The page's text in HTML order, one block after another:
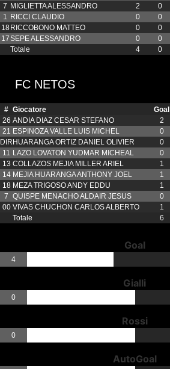
7 MIGLIETTA ALESSANDRO 2 0
1
RICCI CLAUDIO 0 0
18RICCOBONO MATTEO 0 0
17SEPE ALESSANDRO 0 0
Totale
4 0
FC NETOS
# Giocatore Goal
26 ANDIA DIAZ CESAR STEFANO 2
21 ESPINOZA VALLE LUIS MICHEL 0
DIRHUARANGA ORTIZ DANIEL OLIVIER 0
11 LAZO LOVATON YUDMAR MICHEAL 0
13 COLLAZOS MEJIA MILLER ARIEL 1
14 MEJIA HUARANGA ANTHONY JOEL 1
18 MEZA TRIGOSO ANDY EDDU 1
7 QUISPE MENACHO ALDAIR JESUS 0
00 VIVAS CHUCHON CARLOS ALBERTO 1
Totale
6
Goal
4
Gialli
0
Rossi
0
AutoGoal